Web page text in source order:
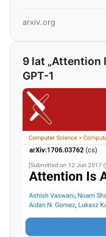
arxiv.org
9 lat „Attention
GPT-1